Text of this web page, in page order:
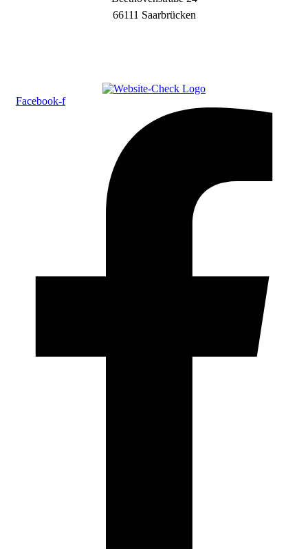
66111 Saarbrücken
Facebook-f